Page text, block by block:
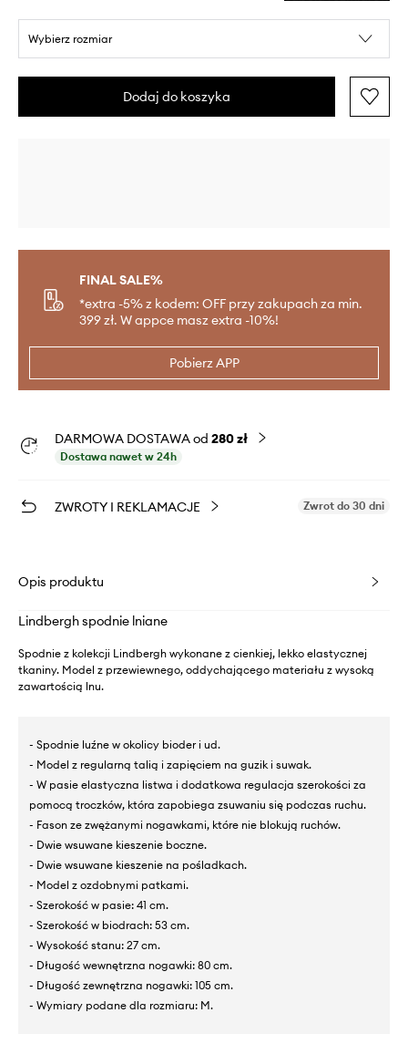
Wybierz rozmiar
Dodaj do koszyka
FINAL SALE%
*extra -5% z kodem: OFF przy zakupach za min.
399 zł. W appce masz extra -10%!
Pobierz APP
DARMOWA DOSTAWA od 280 zł
Dostawa nawet w 24h
ZWROTY I REKLAMACJE Zwrot do 30 dni
Opis produktu
Lindbergh spodnie lniane
Spodnie z kolekcji Lindbergh wykonane z cienkiej, lekko elastycznej
tkaniny. Model z przewiewnego, oddychającego materiału z wysoką
zawartością lnu.
- Spodnie luźne w okolicy bioder i ud.
- Model z regularną talią i zapięciem na guzik i suwak.
- W pasie elastyczna listwa i dodatkowa regulacja szerokości za
pomocą troczków, która zapobiega zsuwaniu się podczas ruchu.
- Fason ze zwężanymi nogawkami, które nie blokują ruchów.
- Dwie wsuwane kieszenie boczne.
- Dwie wsuwane kieszenie na pośladkach.
- Model z ozdobnymi patkami.
- Szerokość w pasie: 41 cm.
- Szerokość w biodrach: 53 cm.
- Wysokość stanu: 27 cm.
- Długość wewnętrzna nogawki: 80 cm.
- Długość zewnętrzna nogawki: 105 cm.
- Wymiary podane dla rozmiaru: M.